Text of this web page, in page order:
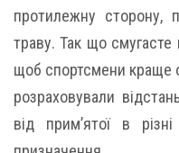
протилежну сторону,
траву. Так що
щоб спортсмени краще
розраховували
від прим’ятої в